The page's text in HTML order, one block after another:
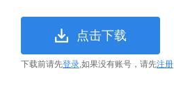
点击下载
下载前请先登录,如果没有账号，请先注册